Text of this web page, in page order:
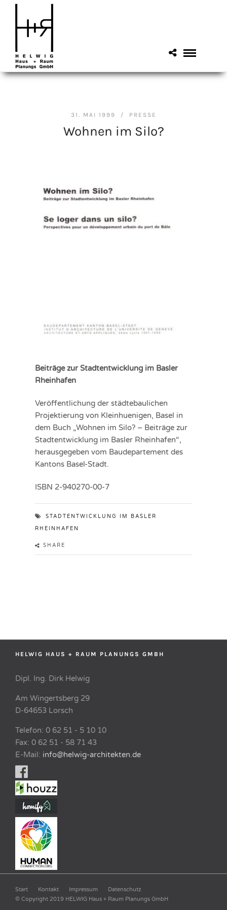
31. MAI 1999 / PRESSE
Wohnen im Silo?
Beiträge zur Stadtentwicklung im Basler
Rheinhafen
Veröffentlichung der städtebaulichen
Projektierung von Kleinhuenigen, Basel in
dem Buch „Wohnen im Silo? – Beiträge zur
Stadtentwicklung im Basler Rheinhafen“,
herausgegeben vom Baudepartement des
Kantons Basel-Stadt.
ISBN 2-940270-00-7
STADTENTWICKLUNG IM BASLER
RHEINHAFEN
SHARE
HELWIG HAUS + RAUM PLANUNGS GMBH
Dipl. Ing. Dirk Helwig
Am Wingertsberg 29
D-64653 Lorsch
Telefon: 0 62 51 - 5 10 10
Fax: 0 62 51 - 58 71 43
E-Mail: info@helwig-architekten.de
Start Kontakt Impressum
Datenschutz
© Copyright 2019 HELWIG Haus + Raum Planungs GmbH